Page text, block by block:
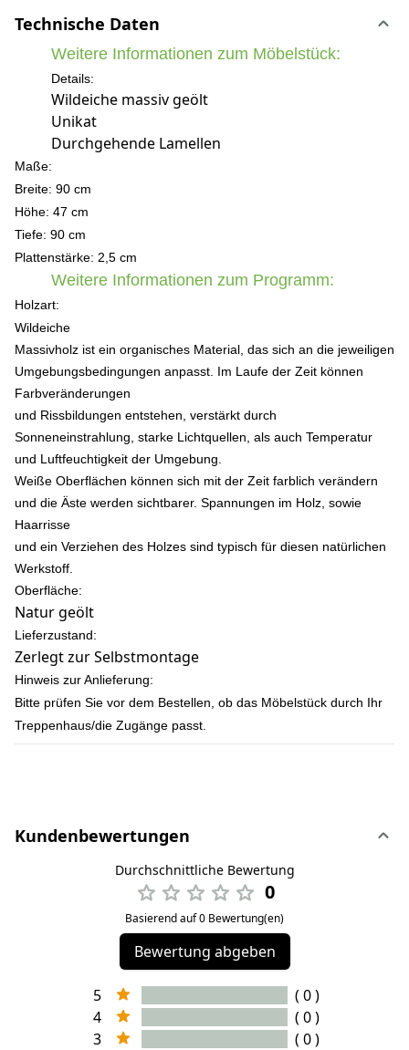
Technische Daten
Weitere Informationen zum Möbelstück:
Details:
Wildeiche massiv geölt
Unikat
Durchgehende Lamellen
Maße:
Breite: 90 cm
Höhe: 47 cm
Tiefe: 90 cm
Plattenstärke: 2,5 cm
Weitere Informationen zum Programm:
Holzart:
Wildeiche
Massivholz ist ein organisches Material, das sich an die jeweiligen
Umgebungsbedingungen anpasst. Im Laufe der Zeit können
Farbveränderungen
und Rissbildungen entstehen, verstärkt durch
Sonneneinstrahlung, starke Lichtquellen, als auch Temperatur
und Luftfeuchtigkeit der Umgebung.
Weiße Oberflächen können sich mit der Zeit farblich verändern
und die Äste werden sichtbarer. Spannungen im Holz, sowie
Haarrisse
und ein Verziehen des Holzes sind typisch für diesen natürlichen
Werkstoff.
Oberfläche:
Natur geölt
Lieferzustand:
Zerlegt zur Selbstmontage
Hinweis zur Anlieferung:
Bitte prüfen Sie vor dem Bestellen, ob das Möbelstück durch Ihr
Treppenhaus/die Zugänge passt.
Kundenbewertungen
Durchschnittliche Bewertung
0
Basierend auf 0 Bewertung(en)
Bewertung abgeben
5
( 0 )
4
( 0 )
3
( 0 )